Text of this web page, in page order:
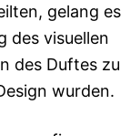
gelang es
des visuellen
des Duftes zu
wurden.